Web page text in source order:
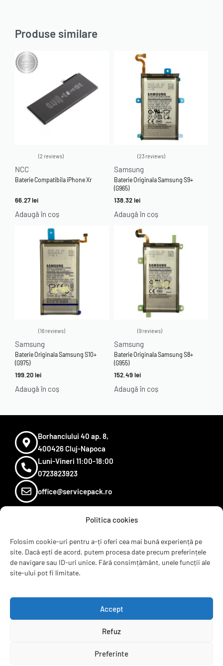
Politica cookies
Folosim cookie-uri pentru a-ți oferi cea mai bună experiență pe
site. Dacă ești de acord, putem procesa date precum preferințele
de navigare sau ID-uri unice. Fără consimțământ, unele funcții ale
site-ului pot fi limitate.
Accept
Refuz
Preferinte
Produse similare
2 reviews
NCC
Baterie Compatibila iPhone Xr
66.27lei
Adaugă în coș
23 reviews
Samsung
Baterie Originala Samsung S9+
(G965)
138.32lei
Adaugă în coș
16 reviews
Samsung
Baterie Originala Samsung S10+
(G975)
199.20lei
Adaugă în coș
9 reviews
Samsung
Baterie Originala Samsung S8+
(G955)
152.49lei
Adaugă în coș
Borhanciului 40 ap. 8,
400426 Cluj-Napoca
Luni-Vineri 11:00-18:00
0723823923
office@servicepack.ro
Termeni si conditii
Recenzii
Contact